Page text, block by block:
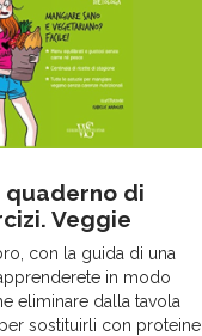
quaderno di
Veggie
con la guida di una
in modo
eliminare dalla tavola
sostituirli con proteine